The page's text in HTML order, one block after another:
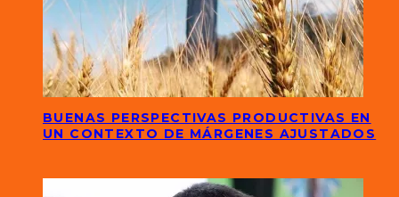
BUENAS PERSPECTIVAS PRODUCTIVAS EN
UN CONTEXTO DE MÁRGENES AJUSTADOS